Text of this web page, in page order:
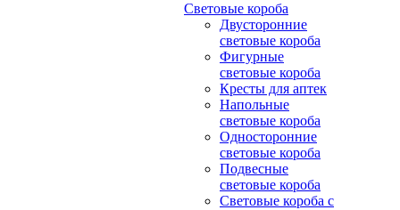
Световые короба
Двусторонние
световые короба
Фигурные
световые короба
Кресты для аптек
Напольные
световые короба
Односторонние
световые короба
Подвесные
световые короба
Световые короба с